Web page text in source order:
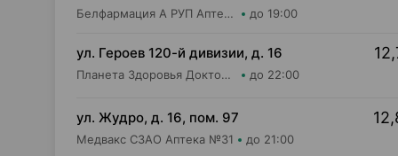
Белфармация А РУП Аптека №39 до 19:00
ул. Героев 120-й дивизии, д. 16
Планета Здоровья Доктор Таир ООО Аптека №2 до 22:00
ул. Жудро, д. 16, пом. 97
Медвакс СЗАО Аптека №31 до 21:00